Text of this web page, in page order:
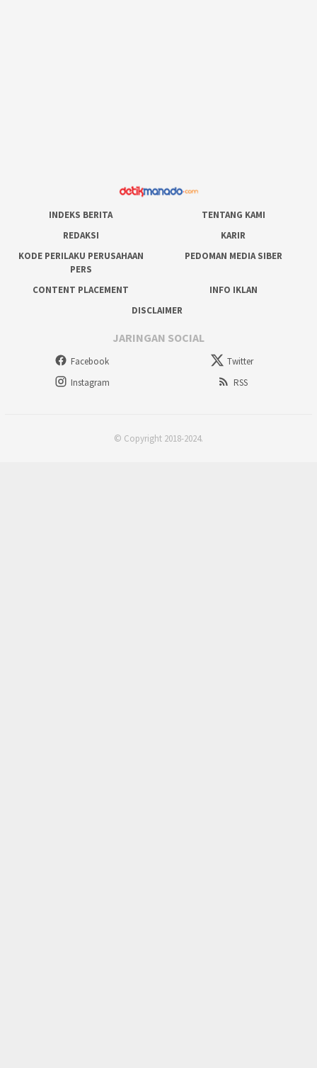
INDEKS BERITA
TENTANG KAMI
REDAKSI
KARIR
KODE PERILAKU PERUSAHAAN
PERS
PEDOMAN MEDIA SIBER
CONTENT PLACEMENT
INFO IKLAN
DISCLAIMER
JARINGAN SOCIAL
Facebook
Twitter
Instagram
RSS
© Copyright 2018-2024.